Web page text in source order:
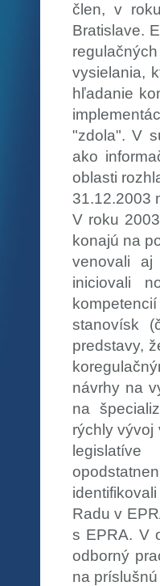
člen, v
Bratislave.
vysielania,
hľadanie
"zdola". V
ako
oblasti
31.12.2003
V roku
konajú na
venovali aj
iniciovali
stanovísk
predstavy,
návrhy na
na
rýchly vývoj
Radu v
s EPRA. V
odborný
na